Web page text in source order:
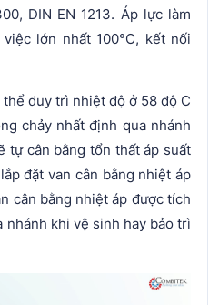
DIN EN 1213. Áp lực làm
lớn nhất 100°C, kết nối
duy trì nhiệt độ ở 58 độ C
chảy nhất định qua nhánh
tự cân bằng tổn thất áp suất
đặt van cân bằng nhiệt áp
cân bằng nhiệt áp được tích
nhánh khi vệ sinh hay bảo trì